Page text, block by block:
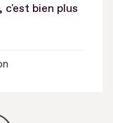
c'est bien plus